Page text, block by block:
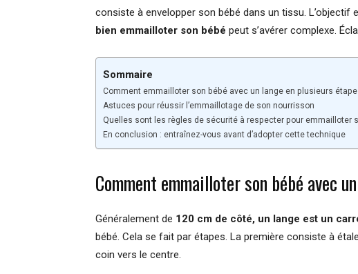
consiste à envelopper son bébé dans un tissu. L’objectif
bien emmailloter son bébé peut s’avérer complexe.
Sommaire
Comment emmailloter son bébé avec un lange en plusieurs
Astuces pour réussir l’emmaillotage de son nourrisson
Quelles sont les règles de sécurité à respecter pour emmailloter
En conclusion : entraînez-vous avant d’adopter cette technique
Comment emmailloter son bébé avec
Généralement de 120 cm de côté, un lange est un
bébé. Cela se fait par étapes. La première consiste à
coin vers le centre.